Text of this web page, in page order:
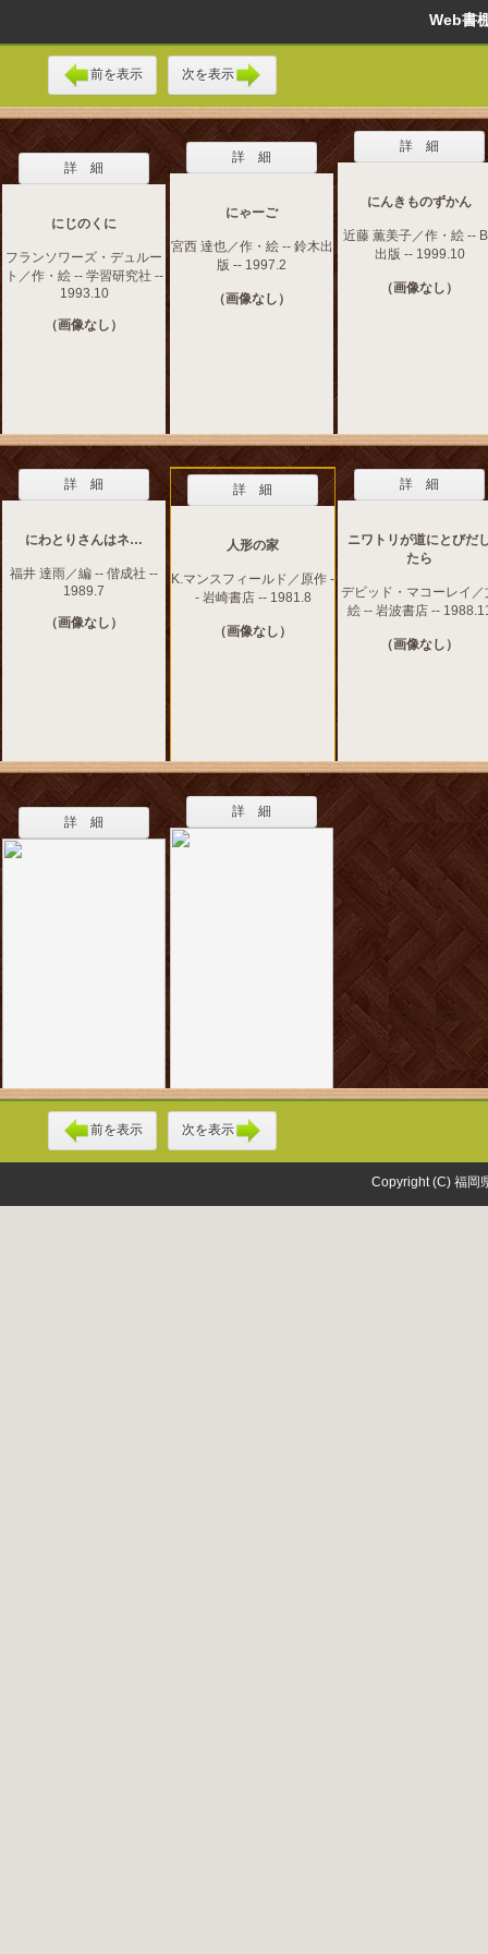
Web
前を表示 次を表示
詳 細
にじのくに
フランソワーズ・デュルー
ト／作・絵 -- 学習研究社 --
1993.10
（画像なし）
詳 細
にゃーご
宮西 達也／作・絵 -- 鈴木出
版 -- 1997.2
（画像なし）
詳 細
にんきものずかん
近藤 薫美子／作・絵 --
出版 -- 1999.10
（画像なし）
詳 細
にわとりさんはネ…
福井 達雨／編 -- 偕成社 --
1989.7
（画像なし）
詳 細
人形の家
K.マンスフィールド／原作 -
- 岩崎書店 -- 1981.8
（画像なし）
詳 細
ニワトリが道にとびだ
たら
デビッド・マコーレイ／
絵 -- 岩波書店 --
（画像なし）
詳 細
詳 細
前を表示 次を表示
Copyright (C) 福岡